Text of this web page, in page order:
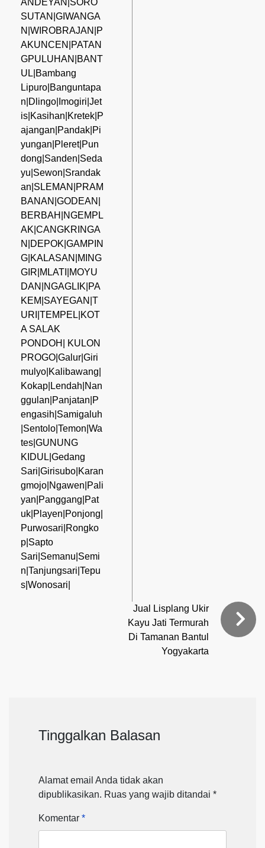
SUTAN|GIWANGA
N|WIROBRAJAN|P
AKUNCEN|PATAN
GPULUHAN|BANT
UL|Bambang
Lipuro|Banguntapa
n|Dlingo|Imogiri|Jet
is|Kasihan|Kretek|P
ajangan|Pandak|Pi
yungan|Pleret|Pun
dong|Sanden|Seda
yu|Sewon|Srandak
an|SLEMAN|PRAM
BANAN|GODEAN|
BERBAH|NGEMPL
AK|CANGKRINGA
N|DEPOK|GAMPIN
G|KALASAN|MING
GIR|MLATI|MOYU
DAN|NGAGLIK|PA
KEM|SAYEGAN|T
URI|TEMPEL|KOT
A SALAK
PONDOH| KULON
PROGO|Galur|Giri
mulyo|Kalibawang|
Kokap|Lendah|Nan
ggulan|Panjatan|P
engasih|Samigaluh
|Sentolo|Temon|Wa
tes|GUNUNG
KIDUL|Gedang
Sari|Girisubo|Karan
gmojo|Ngawen|Pali
yan|Panggang|Pat
uk|Playen|Ponjong|
Purwosari|Rongko
p|Sapto
Sari|Semanu|Semi
n|Tanjungsari|Tepu
s|Wonosari|
Jual Lisplang Ukir
Kayu Jati Termurah
Di Tamanan Bantul
Yogyakarta
Tinggalkan Balasan
Alamat email Anda tidak akan
dipublikasikan. Ruas yang wajib ditandai *
Komentar *